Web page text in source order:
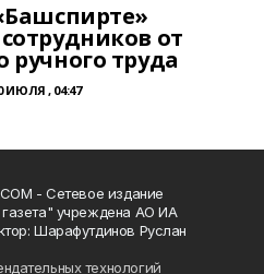
от
ручного труда
ИЮЛЯ , 04:47
- Сетевое издание
учреждена АО ИА
Шарафутдинов Руслан
технологий